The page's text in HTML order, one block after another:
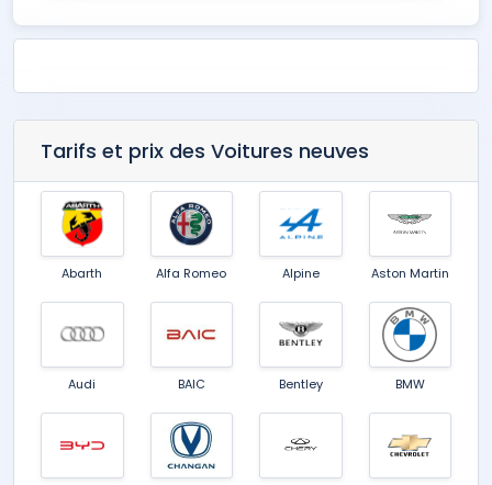
Tarifs et prix des Voitures neuves
Abarth Alfa Romeo Alpine Aston Martin
Audi BAIC Bentley BMW